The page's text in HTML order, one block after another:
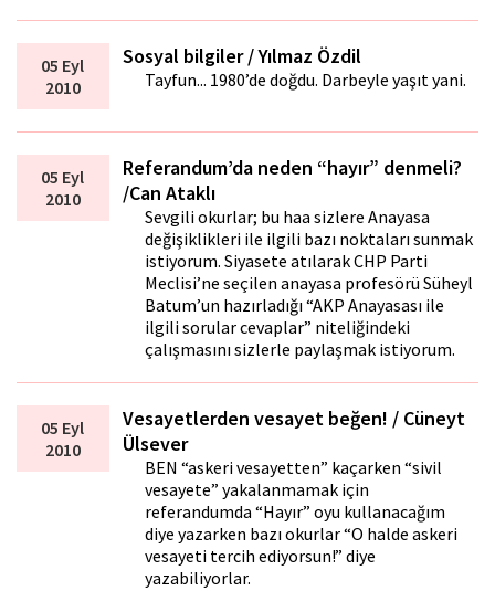
05 Eyl
2010
Sosyal bilgiler / Yılmaz Özdil
Tayfun... 1980’de doğdu. Darbeyle yaşıt yani.
05 Eyl
2010
Referandum’da neden “hayır” denmeli?
/Can Ataklı
Sevgili okurlar; bu hafta sizlere Anayasa
değişiklikleri ile ilgili bazı noktaları sunmak
istiyorum. Siyasete atılarak CHP Parti
Meclisi’ne seçilen anayasa profesörü Süheyl
Batum’un hazırladığı “AKP Anayasası ile
ilgili sorular cevaplar” niteliğindeki
çalışmasını sizlerle paylaşmak istiyorum.
05 Eyl
2010
Vesayetlerden vesayet beğen! / Cüneyt
Ülsever
BEN “askeri vesayetten” kaçarken “sivil
vesayete” yakalanmamak için
referandumda “Hayır” oyu kullanacağım
diye yazarken bazı okurlar “O halde askeri
vesayeti tercih ediyorsun!” diye
yazabiliyorlar.